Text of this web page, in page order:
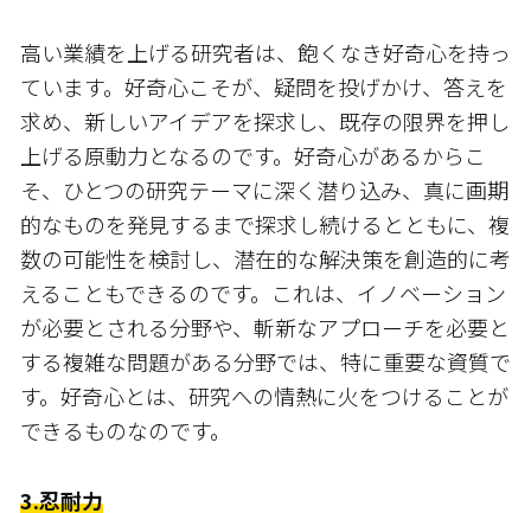
高い業績を上げる研究者は、飽くなき好奇心を持っ
ています。好奇心こそが、疑問を投げかけ、答えを
求め、新しいアイデアを探求し、既存の限界を押し
上げる原動力となるのです。好奇心があるからこ
そ、ひとつの研究テーマに深く潜り込み、真に画期
的なものを発見するまで探求し続けるとともに、複
数の可能性を検討し、潜在的な解決策を創造的に考
えることもできるのです。これは、イノベーション
が必要とされる分野や、斬新なアプローチを必要と
する複雑な問題がある分野では、特に重要な資質で
す。好奇心とは、研究への情熱に火をつけることが
できるものなのです。
3.忍耐力